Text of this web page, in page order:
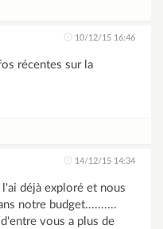
10/12/15 16:46
récentes sur la
14/12/15 14:34
déjà exploré et nous
notre budget..........
vous a plus de